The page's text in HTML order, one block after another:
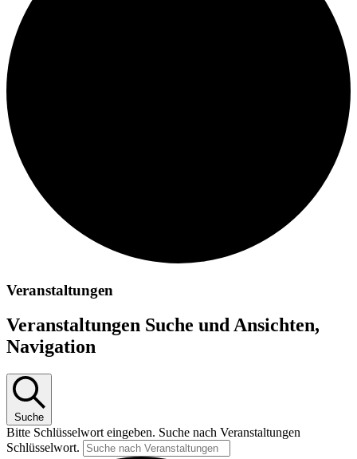
Veranstaltungen
Veranstaltungen Suche und Ansichten,
Navigation
Suche
Bitte Schlüsselwort eingeben. Suche nach Veranstaltungen
Schlüsselwort.